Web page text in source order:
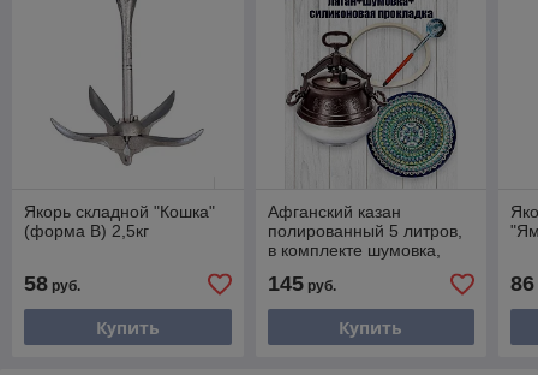
Якорь складной "Кошка"
(форма В) 2,5кг
58 руб.
Купить
Афганский казан
полированный 5 литров,
в комплекте шумовка,
прокладка и ляган 32 см
145руб.
Купить
86